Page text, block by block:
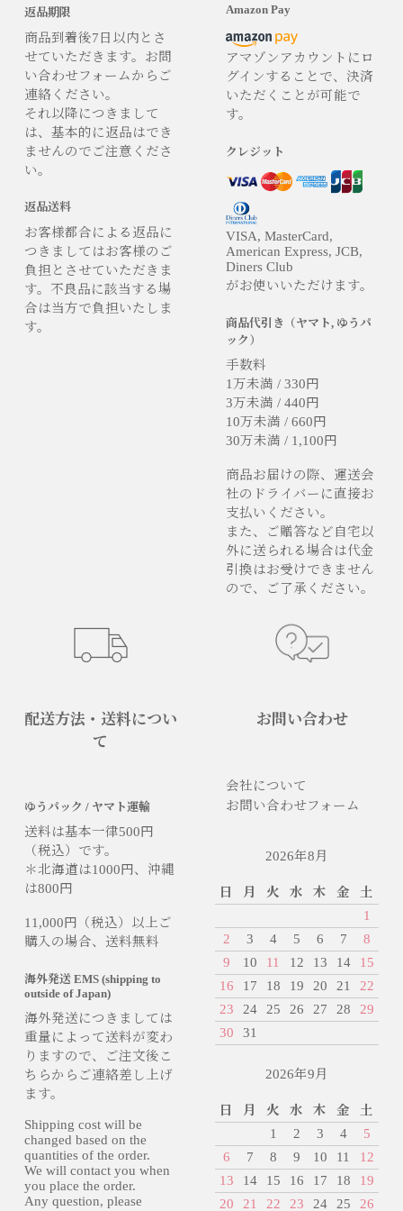
返品期限
商品到着後7日以内とさ
せていただきます。お問
い合わせフォームからご
連絡ください。
それ以降につきまして
は、基本的に返品はでき
ませんのでご注意くださ
い。
返品送料
お客様都合による返品に
つきましてはお客様のご
負担とさせていただきま
す。不良品に該当する場
合は当方で負担いたしま
す。
Amazon Pay
アマゾンアカウントにロ
グインすることで、決済
いただくことが可能で
す。
クレジット
VISA, MasterCard,
American Express, JCB,
Diners Club
がお使いいただけます。
商品代引き（ヤマト, ゆうパ
ック）
手数料
1万未満 / 330円
3万未満 / 440円
10万未満 / 660円
30万未満 / 1,100円
商品お届けの際、運送会
社のドライバーに直接お
支払いください。
また、ご贈答など自宅以
外に送られる場合は代金
引換はお受けできません
ので、ご了承ください。
配送方法・送料につい
て
ゆうパック / ヤマト運輸
送料は基本一律500円
（税込）です。
＊北海道は1000円、沖縄
は800円
11,000円（税込）以上ご
購入の場合、送料無料
海外発送 EMS (shipping to
outside of Japan)
海外発送につきましては
重量によって送料が変わ
りますので、ご注文後こ
ちらからご連絡差し上げ
ます。
Shipping cost will be
changed based on the
quantities of the order.
We will contact you when
you place the order.
Any question, please
お問い合わせ
会社について
お問い合わせフォーム
2026年8月
日 月 火 水 木 金
土
1
2
3 4 5 6 7
8
9
10 11 12 13 14
15
16
17 18 19 20 21
22
23
24 25 26 27 28
29
30
31
2026年9月
日 月 火 水 木 金
土
1
2 3 4
5
6
7 8 9 10 11
12
13
14 15 16 17 18
19
20
21 22 23 24 25 26